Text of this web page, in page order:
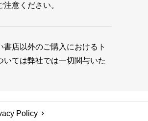
注意ください。
書店以外のご購入におけるト
いては弊社では一切関与いた
Policy